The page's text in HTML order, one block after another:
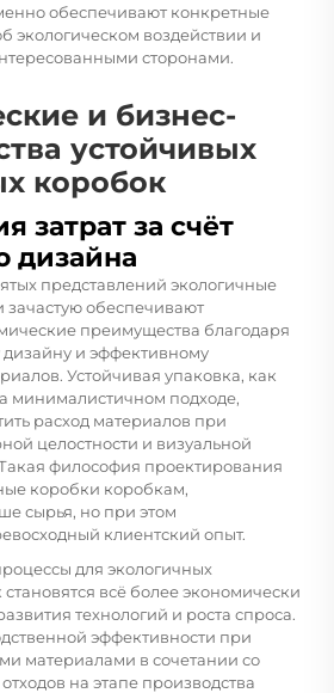
обеспечивают конкретные
экологическом воздействии и
сторонами.
и бизнес-
устойчивых
коробок
затрат за счёт
дизайна
представлений экологичные
обеспечивают
преимущества благодаря
и эффективному
Устойчивая упаковка, как
минималистичном подходе,
расход материалов при
целостности и визуальной
философия проектирования
коробки коробкам,
сырья, но при этом
клиентский опыт.
для экологичных
всё более экономически
технологий и роста спроса.
эффективности при
материалами в сочетании со
на этапе производства